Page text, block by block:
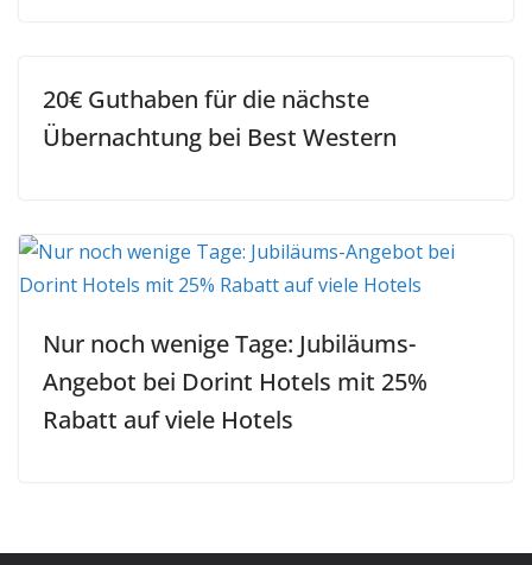
20€ Guthaben für die nächste
Übernachtung bei Best Western
Nur noch wenige Tage: Jubiläums-
Angebot bei Dorint Hotels mit 25%
Rabatt auf viele Hotels